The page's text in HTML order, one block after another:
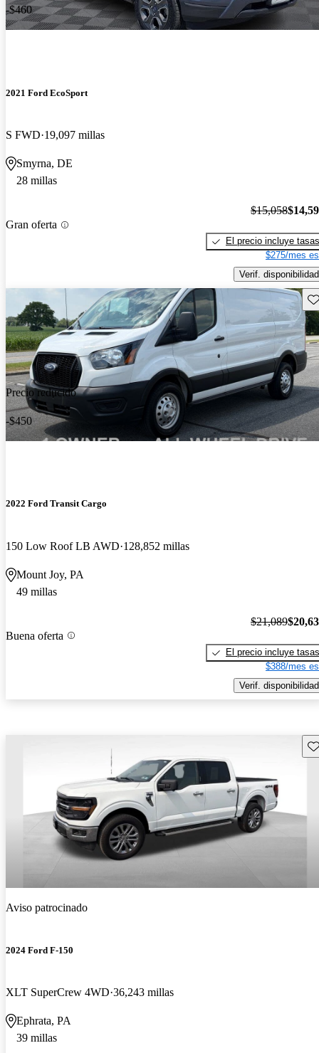
-$460
2021 Ford EcoSport
S FWD 19,097 millas
Smyrna, DE
28 millas
Gran oferta
$15,058
El precio incluye tasas
$275/mes
Verif. disponibilidad
Precio reducido
-$450
2022 Ford Transit Cargo
150 Low Roof LB AWD 128,852 millas
Mount Joy, PA
49 millas
Buena oferta
$21,089
El precio incluye tasas
$388/mes
Verif. disponibilidad
Aviso patrocinado
2024 Ford F-150
XLT SuperCrew 4WD 36,243 millas
Ephrata, PA
39 millas